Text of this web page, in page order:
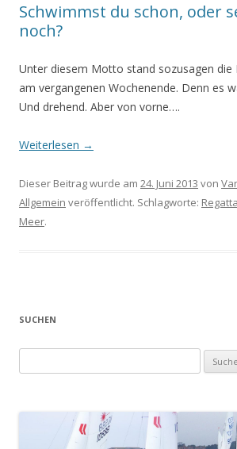
Schwimmst du schon, oder
noch?
Unter diesem Motto stand sozusagen die
am vergangenen Wochenende. Denn es
Und drehend. Aber von vorne….
Weiterlesen →
Dieser Beitrag wurde am 24. Juni 2013 von
Allgemein veröffentlicht. Schlagworte: Regatta
Meer.
SUCHEN
nach: